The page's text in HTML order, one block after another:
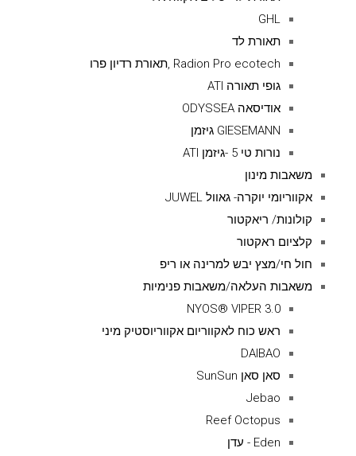
GHL
תאורת לד
Radion Pro ecotech ,תאורת רדיון פרו
גופי תאורה ATI
אודיסאה ODYSSEA
GIESEMANN גיזמן
נורות טי 5 -גיזמן ATI
משאבות מינון
אקווריומי יוקרה- גאוול JUWEL
קולונות/ ריאקטור
קלציום ראקטור
חול חי/מצץ יבש למרינה או ריפ
משאבות העלאה/משאבות פנימיות
NYOS® VIPER 3.0
ראש כוח לאקווריום אקווריוסטיק מיני
DAIBAO
סאן סאן SunSun
Jebao
Reef Octopus
Eden - עדן